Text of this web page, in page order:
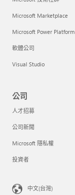
Microsoft Marketplace
Microsoft Power Platform
軟體公司
Visual Studio
公司
人才招募
公司新聞
Microsoft 隱私權
投資者
中文(台灣)